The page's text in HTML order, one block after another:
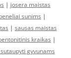
| josera maistas
sunims |
| sausas maistas
kraikas |
gyvunams